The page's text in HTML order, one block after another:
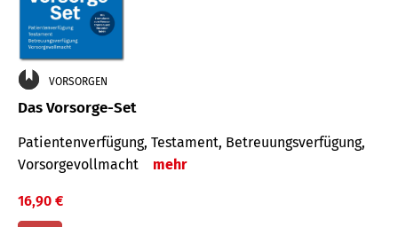
VORSORGEN
Das Vorsorge-Set
Patienten­ver­fügung, Testa­ment, Be­treuungs­verfü­gung,
Vor­sorge­voll­macht
mehr
16,90 €